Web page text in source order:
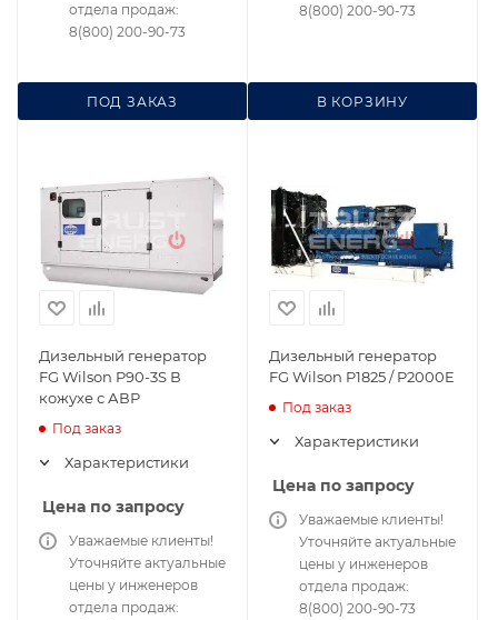
ПОД ЗАКАЗ
отдела продаж:
8(800) 200-90-73
В КОРЗИНУ
8(800) 200-90-73
Дизельный генератор
FG Wilson P90-3S В
кожухе с АВР
Под заказ
Характеристики
Цена по запросу
Уважаемые клиенты!
Уточняйте актуальные
цены у инженеров
отдела продаж:
Дизельный генератор
FG Wilson P1825 / P2000E
Под заказ
Характеристики
Цена по запросу
Уважаемые клиенты!
Уточняйте актуальные
цены у инженеров
отдела продаж:
8(800) 200-90-73